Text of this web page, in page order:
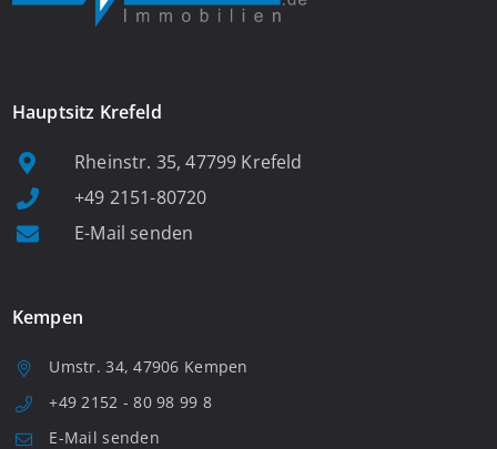
Hauptsitz Krefeld
Rheinstr. 35, 47799 Krefeld
+49 2151-80720
E-Mail senden
Kempen
Umstr. 34, 47906 Kempen
+49 2152 - 80 98 99 8
E-Mail senden